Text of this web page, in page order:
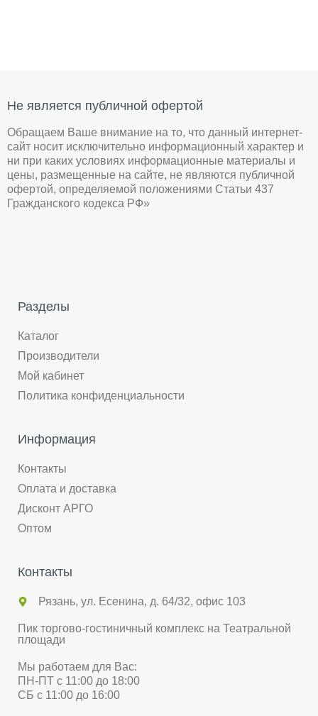
Не является публичной офертой
Обращаем Ваше внимание на то, что данный интернет-
сайт носит исключительно информационный характер и
ни при каких условиях информационные материалы и
цены, размещенные на сайте, не являются публичной
офертой, определяемой положениями Статьи 437
Гражданского кодекса РФ»
Разделы
Каталог
Производители
Мой кабинет
Политика конфиденциальности
Информация
Контакты
Оплата и доставка
Дисконт АРГО
Оптом
Контакты
Рязань, ул. Есенина, д. 64/32, офис 103
Пик торгово-гостиничный комплекс на Театральной
площади
Мы работаем для Вас:
ПН-ПТ с 11:00 до 18:00
СБ с 11:00 до 16:00